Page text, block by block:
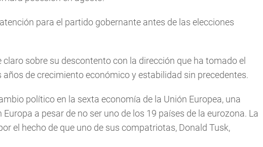
para el partido gobernante antes de las elecciones
sobre su descontento con la dirección que ha tomado el
de crecimiento económico y estabilidad sin precedentes.
político en la sexta economía de la Unión Europea, una
a pesar de no ser uno de los 19 países de la eurozona. La
el hecho de que uno de sus compatriotas, Donald Tusk,